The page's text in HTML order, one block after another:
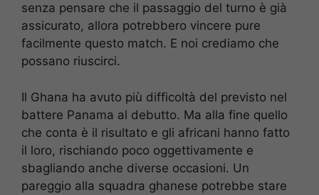
senza pensare che il passaggio del turno è già
assicurato, allora potrebbero vincere pure
facilmente questo match. E noi crediamo che
possano riuscirci.
Il Ghana ha avuto più difficoltà del previsto nel
battere Panama al debutto. Ma alla fine quello
che conta è il risultato e gli africani hanno fatto
il loro, rischiando poco oggettivamente e
sbagliando anche diverse occasioni. Un
pareggio alla squadra ghanese potrebbe stare